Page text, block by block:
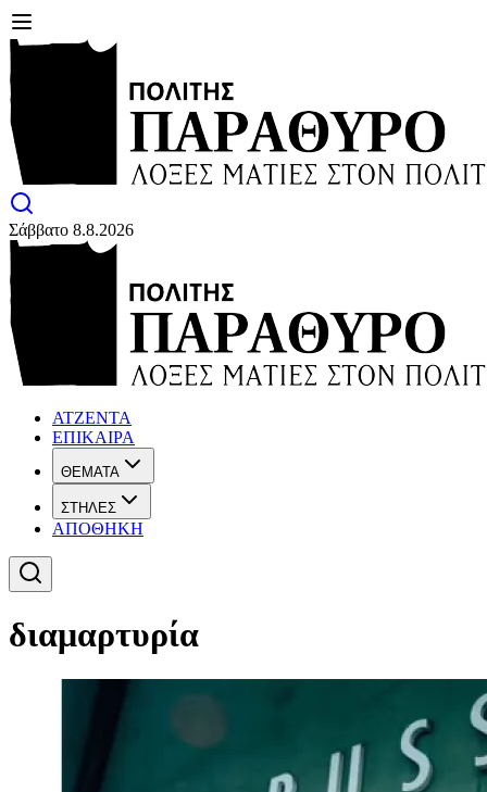
Σάββατο 8.8.2026
ΑΤΖΕΝΤΑ
ΕΠΙΚΑΙΡΑ
ΘΕΜΑΤΑ
ΣΤΗΛΕΣ
ΑΠΟΘΗΚΗ
διαμαρτυρία